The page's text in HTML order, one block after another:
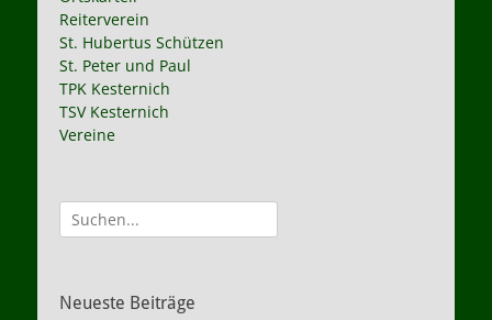
Reiterverein
St. Hubertus Schützen
St. Peter und Paul
TPK Kesternich
TSV Kesternich
Vereine
Suche
nach:
Neueste Beiträge